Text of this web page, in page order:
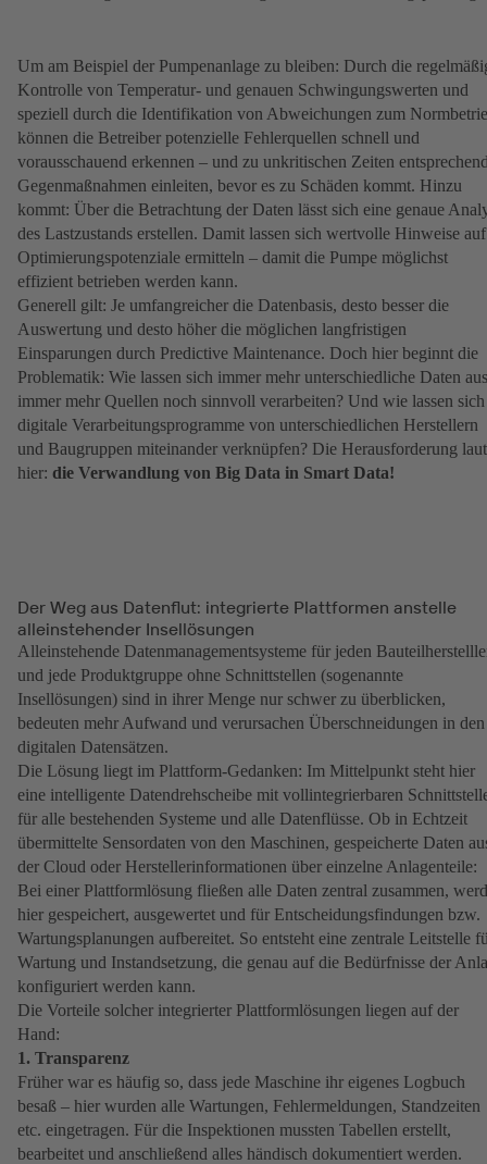
Um am Beispiel der Pumpenanlage zu bleiben: Durch die
Kontrolle von Temperatur- und genauen Schwingungswerten und
speziell durch die Identifikation von Abweichungen zum
können die Betreiber potenzielle Fehlerquellen schnell und
vorausschauend erkennen – und zu unkritischen Zeiten
Gegenmaßnahmen einleiten, bevor es zu Schäden kommt. Hinzu
kommt: Über die Betrachtung der Daten lässt sich eine genaue
des Lastzustands erstellen. Damit lassen sich wertvolle Hinweise auf
Optimierungspotenziale ermitteln – damit die Pumpe möglichst
effizient betrieben werden kann.
Generell gilt: Je umfangreicher die Datenbasis, desto besser die
Auswertung und desto höher die möglichen langfristigen
Einsparungen durch Predictive Maintenance. Doch hier beginnt die
Problematik: Wie lassen sich immer mehr unterschiedliche Daten aus
immer mehr Quellen noch sinnvoll verarbeiten? Und wie lassen sich
digitale Verarbeitungsprogramme von unterschiedlichen Herstellern
und Baugruppen miteinander verknüpfen? Die Herausforderung
hier: die Verwandlung von Big Data in Smart Data!
Der Weg aus Datenflut: integrierte Plattformen anstelle
alleinstehender Insellösungen
Alleinstehende Datenmanagementsysteme für jeden
und jede Produktgruppe ohne Schnittstellen (sogenannte
Insellösungen) sind in ihrer Menge nur schwer zu überblicken,
bedeuten mehr Aufwand und verursachen Überschneidungen in den
digitalen Datensätzen.
Die Lösung liegt im Plattform-Gedanken: Im Mittelpunkt steht hier
eine intelligente Datendrehscheibe mit vollintegrierbaren
für alle bestehenden Systeme und alle Datenflüsse. Ob in Echtzeit
übermittelte Sensordaten von den Maschinen, gespeicherte Daten
der Cloud oder Herstellerinformationen über einzelne Anlagenteile:
Bei einer Plattformlösung fließen alle Daten zentral zusammen,
hier gespeichert, ausgewertet und für Entscheidungsfindungen bzw.
Wartungsplanungen aufbereitet. So entsteht eine zentrale Leitstelle
Wartung und Instandsetzung, die genau auf die Bedürfnisse der
konfiguriert werden kann.
Die Vorteile solcher integrierter Plattformlösungen liegen auf der
Hand:
1. Transparenz
Früher war es häufig so, dass jede Maschine ihr eigenes Logbuch
besaß – hier wurden alle Wartungen, Fehlermeldungen, Standzeiten
etc. eingetragen. Für die Inspektionen mussten Tabellen erstellt,
bearbeitet und anschließend alles händisch dokumentiert werden.